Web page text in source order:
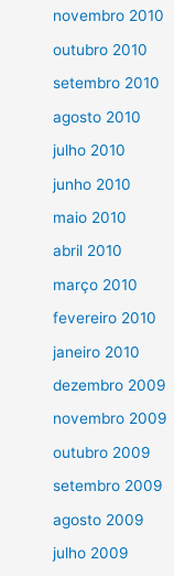
novembro 2010
outubro 2010
setembro 2010
agosto 2010
julho 2010
junho 2010
maio 2010
abril 2010
março 2010
fevereiro 2010
janeiro 2010
dezembro 2009
novembro 2009
outubro 2009
setembro 2009
agosto 2009
julho 2009